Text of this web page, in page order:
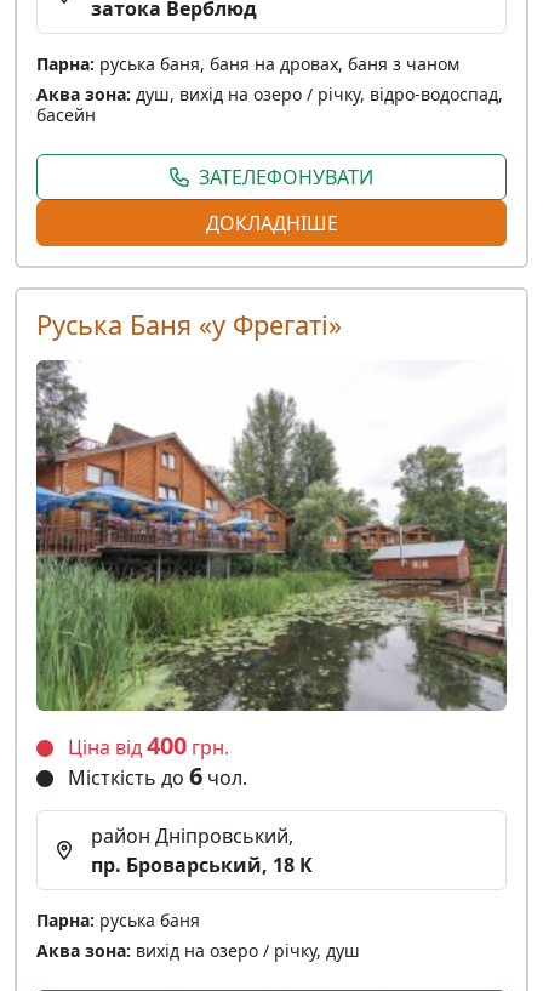
затока Верблюд
Парна: руська баня, баня на дровах, баня з чаном
Аква зона: душ, вихід на озеро / річку, відро-водоспад,
басейн
ЗАТЕЛЕФОНУВАТИ
ДОКЛАДНІШЕ
Руська Баня «у Фрегаті»
Ціна від400 грн.
Місткість до 6 чол.
район Дніпровський,
пр. Броварський, 18 К
Парна: руська баня
Аква зона: вихід на озеро / річку, душ